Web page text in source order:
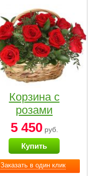
Заказать в один клик
Корзина с
розами
«Красный
Париж»
5 450руб.
Купить